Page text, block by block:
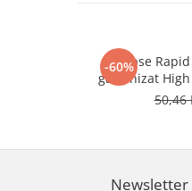
-60%
Capse
galvanizat
mobilier, 50,46
Newsletter